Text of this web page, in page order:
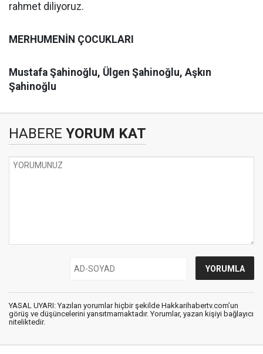
rahmet diliyoruz.
MERHUMENİN ÇOCUKLARI
Mustafa Şahinoğlu, Ülgen Şahinoğlu, Aşkın
Şahinoğlu
HABERE YORUM KAT
YASAL UYARI: Yazılan yorumlar hiçbir şekilde Hakkarihabertv.com’un
görüş ve düşüncelerini yansıtmamaktadır. Yorumlar, yazan kişiyi bağlayıcı
niteliktedir.